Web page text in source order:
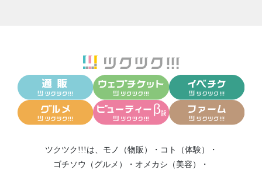
ツクツク!!!は、 モノ（物販） ・ コト（体験）
・
ゴチソウ（グルメ）
・ オメカシ（美容）
・